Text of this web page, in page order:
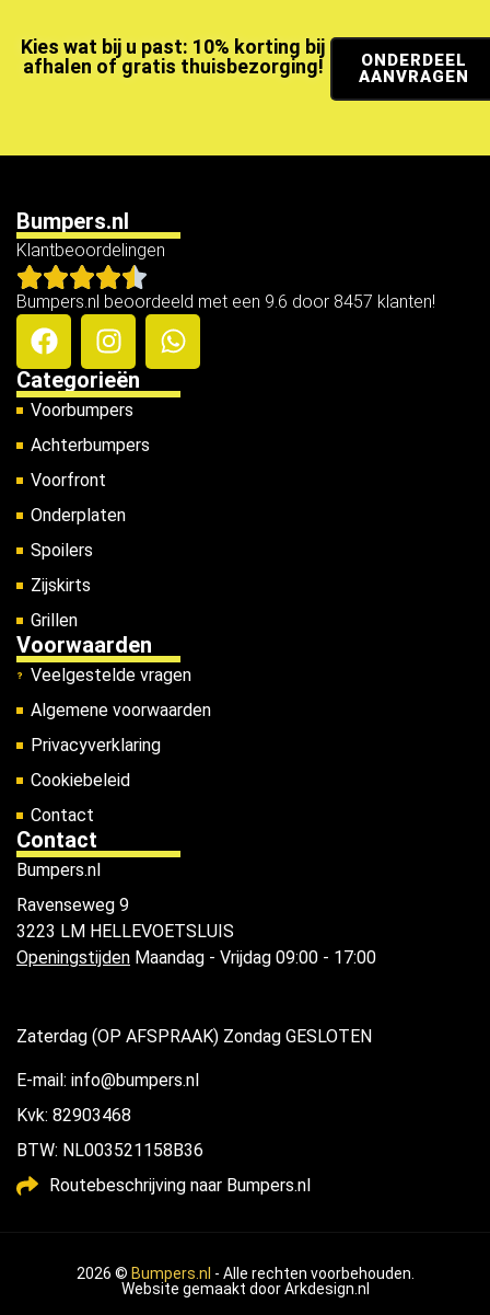
Kies wat bij u past: 10% korting bij
afhalen of gratis thuisbezorging!
ONDERDEEL
AANVRAGEN
Bumpers.nl
Klantbeoordelingen
Bumpers.nl beoordeeld met een 9.6 door 8457 klanten!
Categorieën
Voorbumpers
Achterbumpers
Voorfront
Onderplaten
Spoilers
Zijskirts
Grillen
Voorwaarden
Veelgestelde vragen
Algemene voorwaarden
Privacyverklaring
Cookiebeleid
Contact
Contact
Bumpers.nl
Ravenseweg 9
3223 LM HELLEVOETSLUIS
Openingstijden Maandag - Vrijdag 09:00 - 17:00
Zaterdag (OP AFSPRAAK) Zondag GESLOTEN
E-mail: info@bumpers.nl
Kvk: 82903468
BTW: NL003521158B36
Routebeschrijving naar Bumpers.nl
2026 © Bumpers.nl - Alle rechten voorbehouden.
Website gemaakt doorArkdesign.nl